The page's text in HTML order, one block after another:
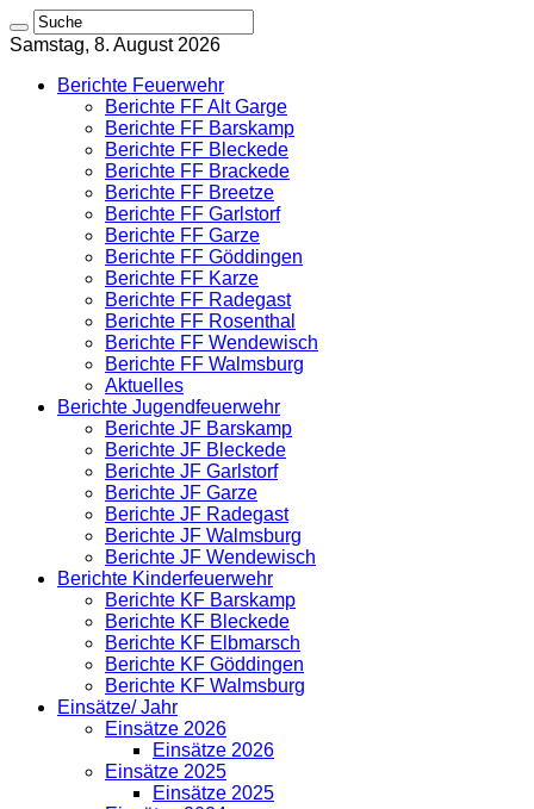
Samstag, 8. August 2026
Berichte Feuerwehr
Berichte FF Alt Garge
Berichte FF Barskamp
Berichte FF Bleckede
Berichte FF Brackede
Berichte FF Breetze
Berichte FF Garlstorf
Berichte FF Garze
Berichte FF Göddingen
Berichte FF Karze
Berichte FF Radegast
Berichte FF Rosenthal
Berichte FF Wendewisch
Berichte FF Walmsburg
Aktuelles
Berichte Jugendfeuerwehr
Berichte JF Barskamp
Berichte JF Bleckede
Berichte JF Garlstorf
Berichte JF Garze
Berichte JF Radegast
Berichte JF Walmsburg
Berichte JF Wendewisch
Berichte Kinderfeuerwehr
Berichte KF Barskamp
Berichte KF Bleckede
Berichte KF Elbmarsch
Berichte KF Göddingen
Berichte KF Walmsburg
Einsätze/ Jahr
Einsätze 2026
Einsätze 2026
Einsätze 2025
Einsätze 2025